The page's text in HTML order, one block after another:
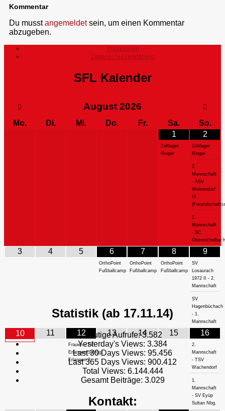
Kommentar
Du musstangemeldetsein, um einen Kommentar
abzugeben.
Impressum
Datenschutzerklärung
SFL Kalender
August 2026
Mo. Di. Mi. Do. Fr. Sa.
So.
1
Zeltlager
Ringer
2
Zeltlager
Ringer
2.
Mannschaft
- ASV
Weisendorf
1.
Mannschaft
- SC
Obermichelbach
3 4 5 6
OrthoPoint
Fußballcamp
7
OrthoPoint
Fußballcamp
8
OrthoPoint
Fußballcamp
9
SV
Losaurach
1972 II - 2.
Mannschaft
SV
Hagenbüchach
- 1.
Mannschaft
10 11 12
Frauen - TV
Erlangen/SpVgg
Erlangen 2
13 14 15 16
2.
Mannschaft
- TSV
Wachendorf
1.
Mannschaft
- SV Eyüp
Sultan Nbg.
Statistik (ab 17.11.14)
Heutige Aufrufe:3.582
Yesterday's Views: 3.384
Last 30 Days Views: 95.456
Last 365 Days Views: 900.412
Total Views: 6.144.444
Gesamt Beiträge: 3.029
Kontakt: